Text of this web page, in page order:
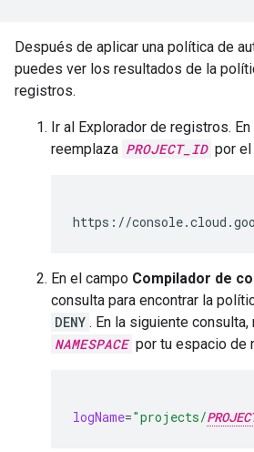
Después de aplicar una política de
puedes ver los resultados de la
registros.
Ir al Explorador de registros.
reemplaza PROJECT_ID por el
https://
En el campo Compilador de
consulta para encontrar la
DENY . En la siguiente
NAMESPACE por tu espacio de
logName="projects/